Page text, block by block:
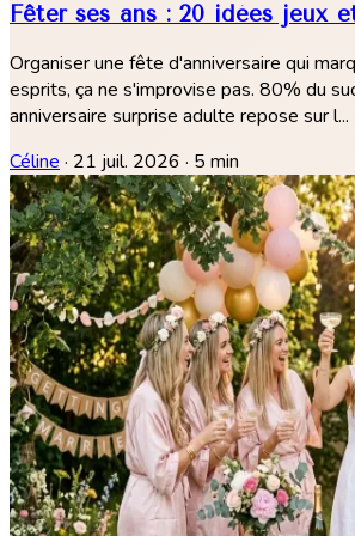
Fêter ses ans : 20 idées jeux
Organiser une fête d'anniversaire qui
esprits, ça ne s'improvise pas. 80% du
anniversaire surprise adulte repose sur l...
Céline · 21 juil. 2026 · 5 min